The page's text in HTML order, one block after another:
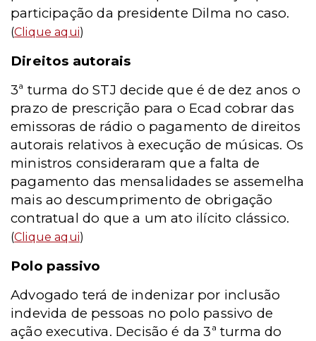
participação da presidente Dilma no caso.
(Clique aqui)
Direitos autorais
3ª turma do STJ decide que é de dez anos o
prazo de prescrição para o Ecad cobrar das
emissoras de rádio o pagamento de direitos
autorais relativos à execução de músicas. Os
ministros consideraram que a falta de
pagamento das mensalidades se assemelha
mais ao descumprimento de obrigação
contratual do que a um ato ilícito clássico.
(Clique aqui)
Polo passivo
Advogado terá de indenizar por inclusão
indevida de pessoas no polo passivo de
ação executiva. Decisão é da 3ª turma do